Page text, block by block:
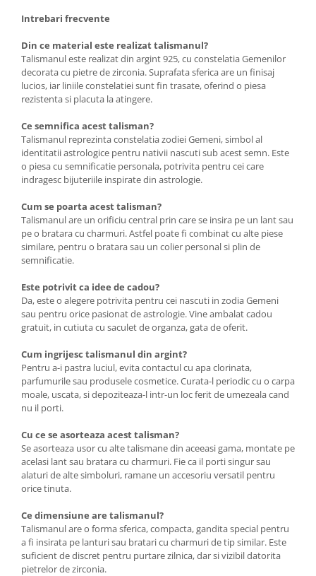
Intrebari frecvente
Din ce material este realizat talismanul?
Talismanul este realizat din argint 925, cu constelatia Gemenilor
decorata cu pietre de zirconia. Suprafata sferica are un finisaj
lucios, iar liniile constelatiei sunt fin trasate, oferind o piesa
rezistenta si placuta la atingere.
Ce semnifica acest talisman?
Talismanul reprezinta constelatia zodiei Gemeni, simbol al
identitatii astrologice pentru nativii nascuti sub acest semn. Este
o piesa cu semnificatie personala, potrivita pentru cei care
indragesc bijuteriile inspirate din astrologie.
Cum se poarta acest talisman?
Talismanul are un orificiu central prin care se insira pe un lant sau
pe o bratara cu charmuri. Astfel poate fi combinat cu alte piese
similare, pentru o bratara sau un colier personal si plin de
semnificatie.
Este potrivit ca idee de cadou?
Da, este o alegere potrivita pentru cei nascuti in zodia Gemeni
sau pentru orice pasionat de astrologie. Vine ambalat cadou
gratuit, in cutiuta cu saculet de organza, gata de oferit.
Cum ingrijesc talismanul din argint?
Pentru a-i pastra luciul, evita contactul cu apa clorinata,
parfumurile sau produsele cosmetice. Curata-l periodic cu o carpa
moale, uscata, si depoziteaza-l intr-un loc ferit de umezeala cand
nu il porti.
Cu ce se asorteaza acest talisman?
Se asorteaza usor cu alte talismane din aceeasi gama, montate pe
acelasi lant sau bratara cu charmuri. Fie ca il porti singur sau
alaturi de alte simboluri, ramane un accesoriu versatil pentru
orice tinuta.
Ce dimensiune are talismanul?
Talismanul are o forma sferica, compacta, gandita special pentru
a fi insirata pe lanturi sau bratari cu charmuri de tip similar. Este
suficient de discret pentru purtare zilnica, dar si vizibil datorita
pietrelor de zirconia.